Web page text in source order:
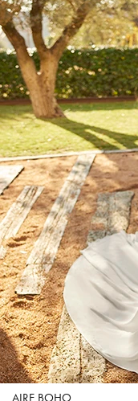
AIRE BOHO